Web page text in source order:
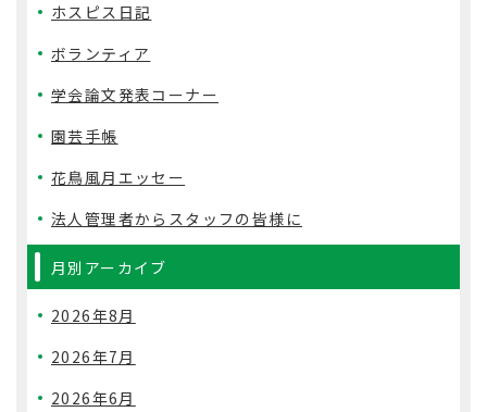
ホスピス日記
ボランティア
学会論文発表コーナー
園芸手帳
花鳥風月エッセー
法人管理者からスタッフの皆様に
月別アーカイブ
2026年8月
2026年7月
2026年6月